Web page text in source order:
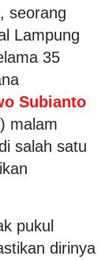
seorang
Lampung
35
Subianto
malam
salah satu
pukul
dirinya